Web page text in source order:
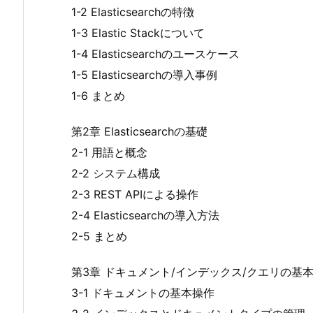
1-2 Elasticsearchの特徴
1-3 Elastic Stackについて
1-4 Elasticsearchのユースケース
1-5 Elasticsearchの導入事例
1-6 まとめ
第2章 Elasticsearchの基礎
2-1 用語と概念
2-2 システム構成
2-3 REST APIによる操作
2-4 Elasticsearchの導入方法
2-5 まとめ
第3章 ドキュメント/インデックス/クエリの基
3-1 ドキュメントの基本操作